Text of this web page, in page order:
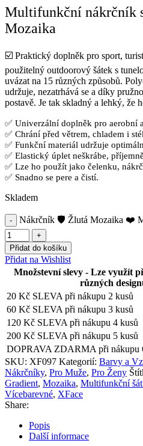
Multifunkční nákrčník
Mozaika
☑️ Praktický doplněk pro sport,
použitelný outdoorový šátek s
uvázat na 15 různých způsobů.
udržuje, nezatrhává se a díky
postavě. Je tak skladný a lehký, že
✅ Univerzální doplněk pro aerobní
✅ Chrání před větrem, chladem i
✅ Funkční materiál udržuje
✅ Elastický úplet neškrábe,
✅ Lze ho použít jako čelenku,
✅ Snadno se pere a čistí.
Skladem
Nákrčník 🛡️ Žlutá Mozaika ❤️
Přidat do košíku
Přidat na Wishlist
Množstevní slevy - Lze využít
různých
20 Kč SLEVA při nákupu 2 kusů
60 Kč SLEVA při nákupu 3 kusů
120 Kč SLEVA při nákupu 4 kusů
200 Kč SLEVA při nákupu 5 kusů
DOPRAVA ZDARMA při nákupu
SKU: XF097 Kategorií: Barvy a
Nákrčníky, Pro Muže, Pro Ženy
Gradient, Mozaika, Multifunkční
Vícebarevné, XFace
Share:
Popis
Další informace